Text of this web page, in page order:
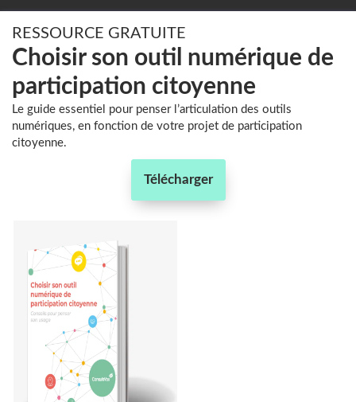
RESSOURCE GRATUITE
Choisir son outil numérique de
participation citoyenne
Le guide essentiel pour penser l’articulation des outils
numériques, en fonction de votre projet de participation
citoyenne.
Télécharger